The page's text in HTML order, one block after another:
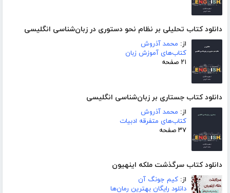
دانلود کتاب تحلیلی بر نظام نحو دستوری در زبان‌شناسی انگلیسی
از: محمد آذروش
کتاب‌های آموزش زبان
۲۱ صفحه
دانلود کتاب جستاری بر زبان‌شناسی انگلیسی
از: محمد آذروش
کتاب‌های متفرقه ادبیات
۳۷ صفحه
دانلود کتاب سرگذشت ملکه اینهیون
از: کیم جونگ آن
دانلود رایگان بهترین رمان‌ها